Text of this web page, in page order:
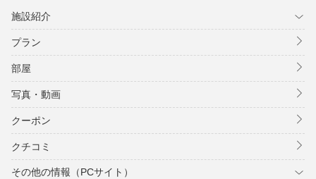
施設紹介
プラン
部屋
写真・動画
クーポン
クチコミ
その他の情報（PCサイト）